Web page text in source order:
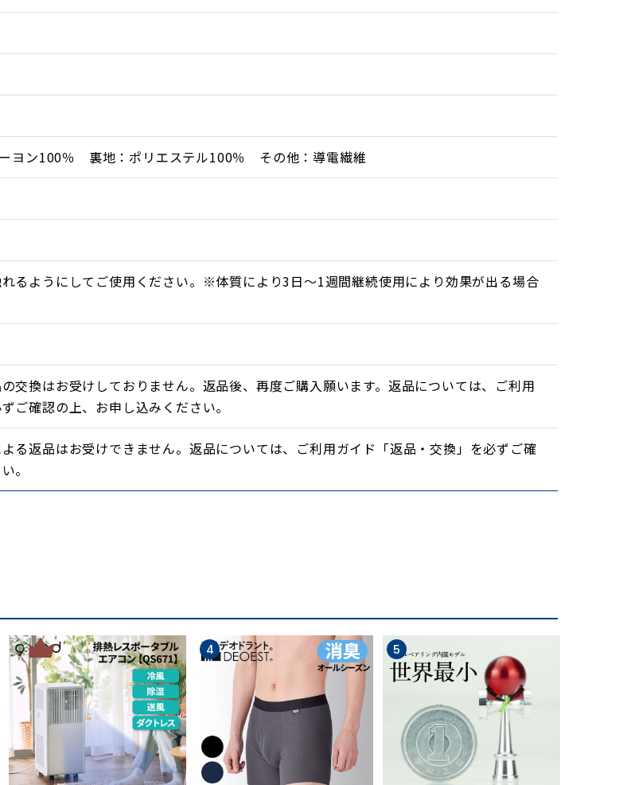
入りで脚はぽかぽかになり、朝まで快適におやすみいただけます。
ださい。
発
祐介院長
師 FFT協会代表）
、筋肉が縮んだままになります。
り、暖かくなったりします。
ヨン100％ 裏地：ポリエステル100％ その他：導電繊維
るようにしてご使用ください。※体質により3日〜1週間継続使用により効果が出る場合
交換はお受けしておりません。返品後、再度ご購入願います。返品については、ご利用
ご確認の上、お申し込みください。
る返品はお受けできません。返品については、ご利用ガイド「返品・交換」を必ずご確
。
3 4 5